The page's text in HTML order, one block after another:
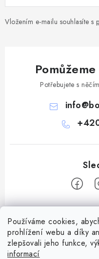
Používáme cookies,
prohlížení webu a díky
zlepšovali jeho funkce,
informací
Vložením e-mailu souhlasíte s
Potřebujete s
info@
Z
Informace pro vás
Obchodní podmínky